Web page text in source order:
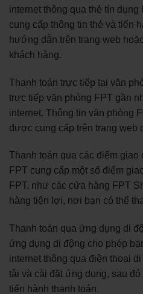
internet thông qua thẻ tín
cung cấp thông tin thẻ và tiến
hướng dẫn trên trang web
khách hàng.
Thanh toán trực tiếp tại văn
trực tiếp văn phòng FPT gần
internet. Thông tin văn phòng
được cung cấp trên trang web
Thanh toán qua các điểm giao
FPT cung cấp một số điểm
FPT, như các cửa hàng FPT
hàng tiện lợi, nơi bạn có thể
Thanh toán qua ứng dụng di
ứng dụng di động cho phép
internet thông qua điện thoại
tải và cài đặt ứng dụng, sau
tiến hành thanh toán.